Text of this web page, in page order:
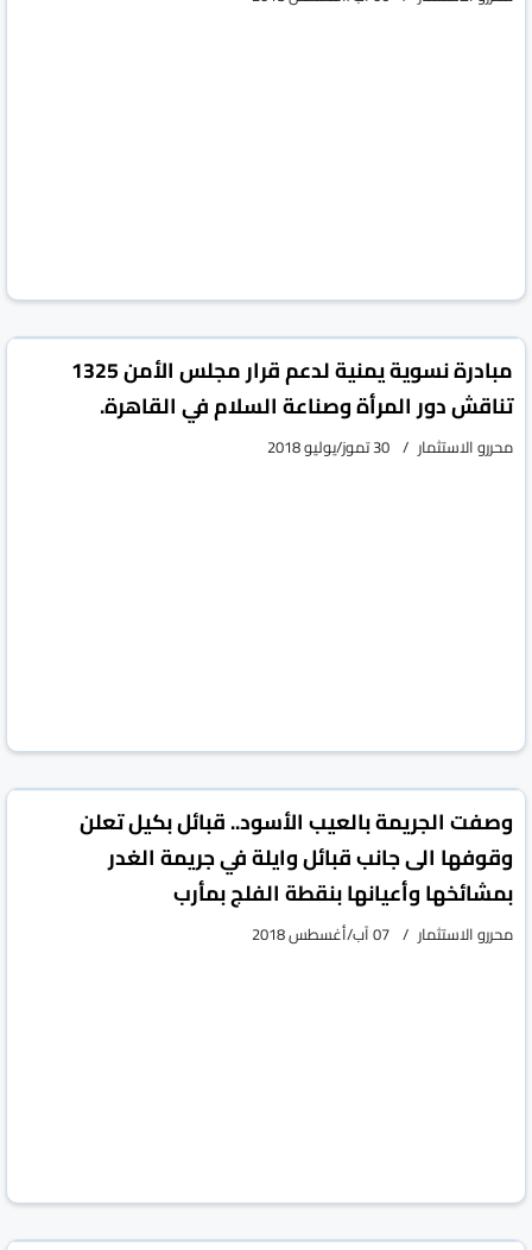
مبادرة نسوية يمنية لدعم قرار مجلس الأمن 1325
تناقش دور المرأة وصناعة السلام في القاهرة.
محررو الاستثمار 30 تموز/يوليو 2018
وصفت الجريمة بالعيب الأسود.. قبائل بكيل تعلن
وقوفها الى جانب قبائل وايلة في جريمة الغدر
بمشائخها وأعيانها بنقطة الفلج بمأرب
محررو الاستثمار 07 آب/أغسطس 2018